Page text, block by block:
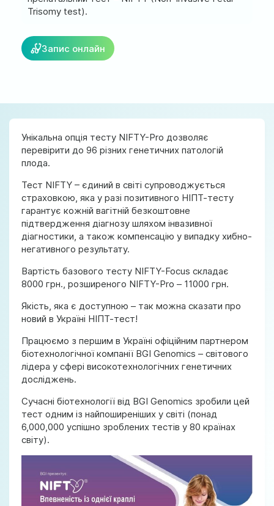
official@test.test.vesta-med.com
Ми в соц. мережах
Trisomy test).
Запис онлайн
Унікальна опція тесту NIFTY-Pro дозволяє
перевірити до 96 різних генетичних патологій
плода.
Тест NIFTY – єдиний в світі супроводжується
страховкою, яка у разі позитивного НІПТ-тесту
гарантує кожній вагітній безкоштовне
підтвердження діагнозу шляхом інвазивної
діагностики, а також компенсацію у випадку хибно-
негативного результату.
Вартість базового тесту NIFTY-Focus складає
8000 грн., розширеного NIFTY-Pro – 11000 грн.
Якість, яка є доступною – так можна сказати про
новий в Україні НІПТ-тест!
Працюємо з першим в Україні офіційним партнером
біотехнологічної компанії BGI Genomics – світового
лідера у сфері високотехнологічних генетичних
досліджень.
Сучасні біотехнології від BGI Genomics зробили цей
тест одним із найпоширеніших у світі (понад
6,000,000 успішно зроблених тестів у 80 країнах
світу).